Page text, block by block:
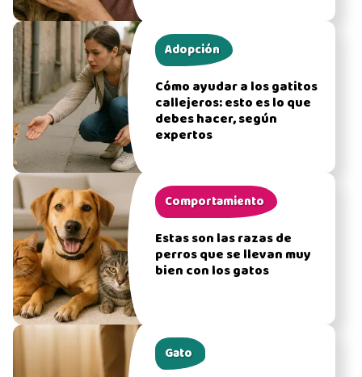
Adopción
Cómo ayudar a los gatitos
callejeros: esto es lo que
debes hacer, según
expertos
Comportamiento
Estas son las razas de
perros que se llevan muy
bien con los gatos
Gato